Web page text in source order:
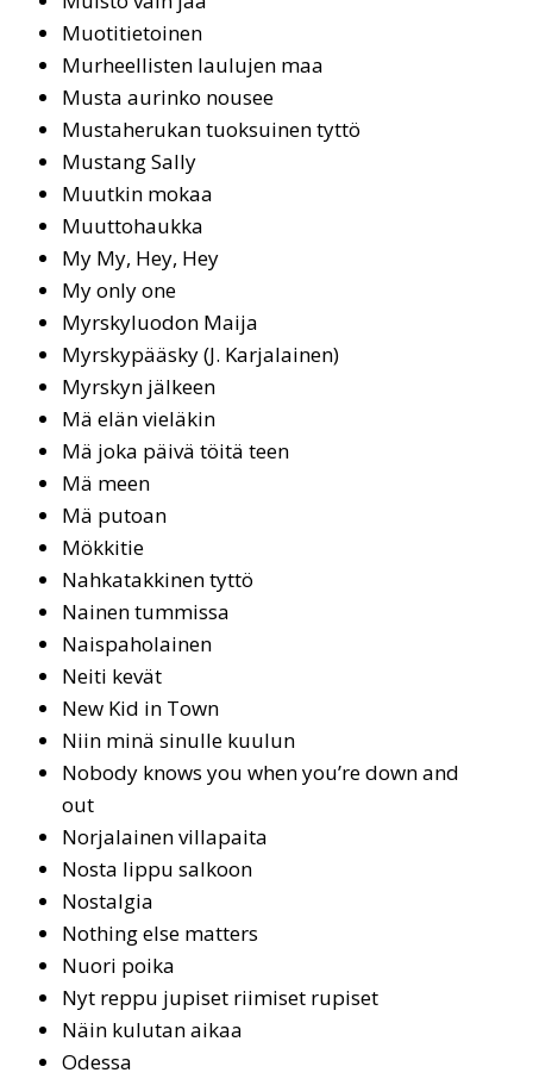
Muotitietoinen
Mur­heel­lis­ten lau­lu­jen maa
Mus­ta au­rin­ko nou­see
Mustaherukan tuoksuinen tyttö
Mustang Sally
Muutkin mokaa
Muuttohaukka
My My, Hey, Hey
My on­ly one
Myrskyluodon Maija
Myrs­ky­pääs­ky (J. Karjalainen)
Myrskyn jälkeen
Mä elän vieläkin
Mä jo­ka päi­vä töi­tä teen
Mä meen
Mä putoan
Mökkitie
Nah­ka­tak­ki­nen tyt­tö
Nai­nen tum­mis­sa
Naispaholainen
Neiti kevät
New Kid in Town
Niin minä sinulle kuulun
No­bo­dy knows you when you’re down and
out
Nor­ja­lai­nen vil­la­pai­ta
Nos­ta lip­pu sal­koon
Nos­tal­gia
Not­hing el­se mat­ters
Nuo­ri poi­ka
Nyt rep­pu ju­pi­set rii­mi­set ru­pi­set
Näin kulutan aikaa
Odessa